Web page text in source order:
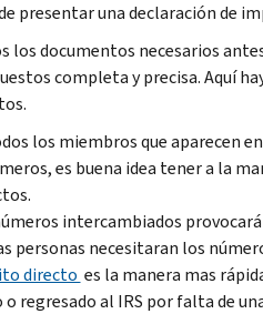
presentar una declaración de
documentos necesarios
completa y precisa. Aquí
los miembros que aparecen
es buena idea tener a la
intercambiados
personas necesitaran los
directo es la manera mas
regresado al IRS por falta de